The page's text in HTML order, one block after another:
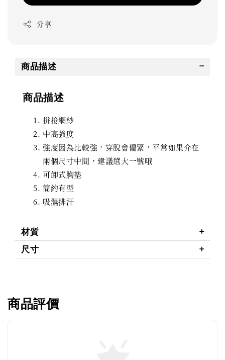
分享
商品描述
商品描述
拼接網紗
中高強度
強度因為比較強，穿脫會偏緊，平常如果介在
兩個尺寸中間，建議選大一號哦
可卸式胸墊
簡約有型
吸濕排汗
材質
尺寸
商品評價